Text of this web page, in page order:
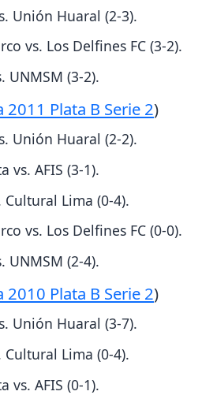
Unión Huaral (2-3).
vs. Los Delfines FC (3-2).
UNMSM (3-2).
2011 Plata B Serie 2)
Unión Huaral (2-2).
vs. AFIS (3-1).
Cultural Lima (0-4).
vs. Los Delfines FC (0-0).
UNMSM (2-4).
2010 Plata B Serie 2)
Unión Huaral (3-7).
Cultural Lima (0-4).
vs. AFIS (0-1).